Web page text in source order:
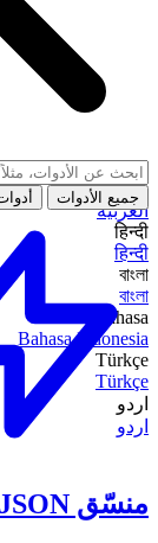
العربية
हिन्दी
हिन्दी
বাংলা
বাংলা
Bahasa
Bahasa Indonesia
Türkçe
Türkçe
اردو
اردو
جميع الأدوات
منسّق JSON